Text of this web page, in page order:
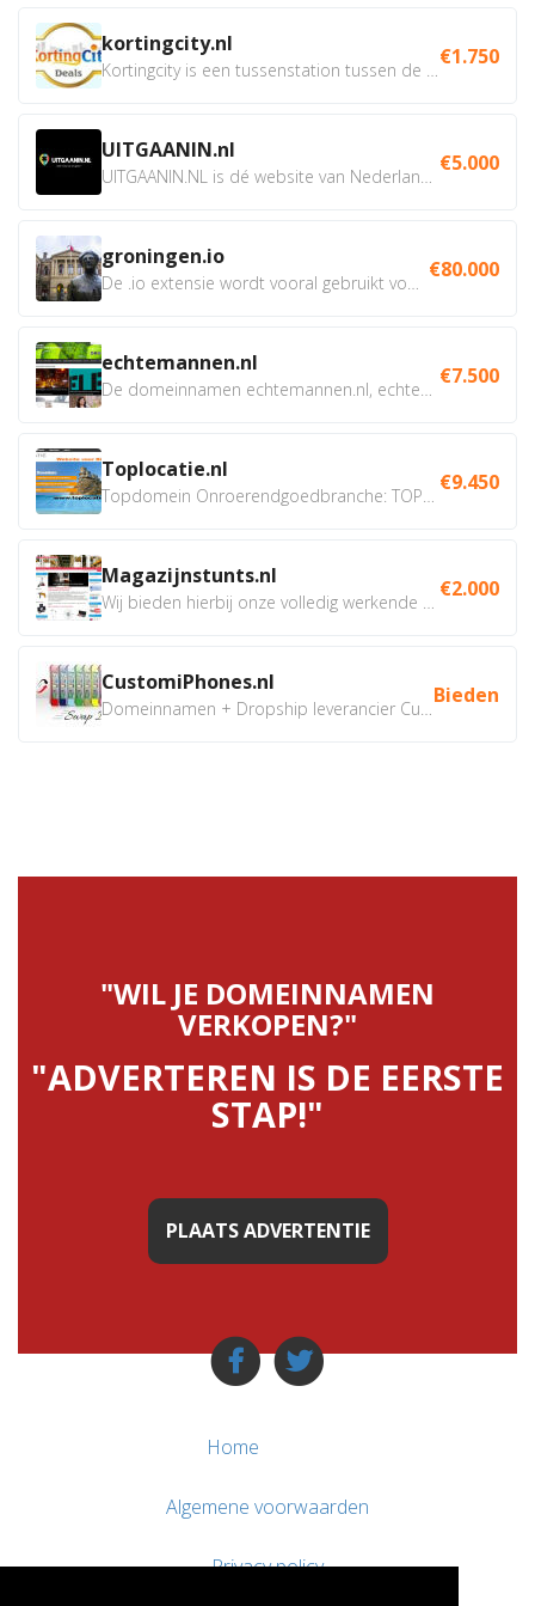
kortingcity.nl €1.750
UITGAANIN.nl €5.000
groningen.io €80.000
echtemannen.nl €7.500
Toplocatie.nl €9.450
Magazijnstunts.nl €2.000
CustomiPhones.nl Bieden
"WIL JE DOMEINNAMEN
VERKOPEN?"
"ADVERTEREN IS DE EERSTE
STAP!"
PLAATS ADVERTENTIE
Home
Algemene voorwaarden
Privacy policy